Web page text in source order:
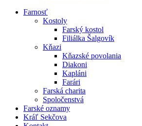
Farnosť
Kostoly
Farský kostol
Filiálka Šalgovík
Kňazi
Kňazské povolania
Diakoni
Kapláni
Farári
Farská charita
Spoločenstvá
Farské oznamy
Kráľ Sekčova